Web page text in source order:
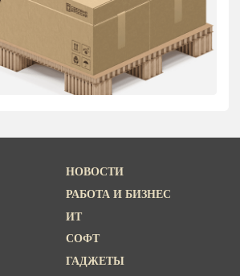
НОВОСТИ
РАБОТА И БИЗНЕС
ИТ
СОФТ
ГАДЖЕТЫ